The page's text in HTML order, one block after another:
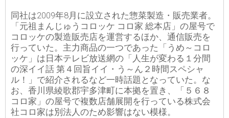
同社は2009年8月に設立された惣菜製造・販売業者。
「元祖まんじゅうコロッケ コロ家 総本店」の屋号で
コロッケの製造販売店を運営するほか、通信販売を
行っていた。主力商品の一つであった「うめ～コロ
ッケ」は日本テレビ放送網の「人生が変わる１分間
の深イイ話 第４回旨イイ・う～ん２時間スペシャ
ル！」で紹介されるなど一時話題となっていた。な
お、香川県綾歌郡宇多津町に本拠を置き、「５６８
コロ家」の屋号で複数店舗展開を行っている株式会
社コロ家は別法人のため影響はない模様。